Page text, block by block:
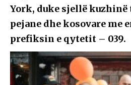
York, duke sjellë
pejane dhe kosovare me
prefiksin e qytetit – 039.